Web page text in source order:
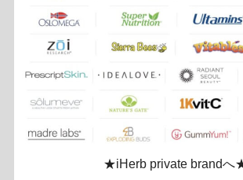
★iHerb private brandへ